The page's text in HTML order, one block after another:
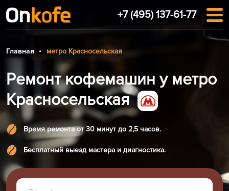
+7 (495) 137-61-77
Главная метро Красносельская
Ремонт кофемашин у метро
Красносельская
Время ремонта от 30 минут до 2,5 часов.
Бесплатный выезд мастера и диагностика.